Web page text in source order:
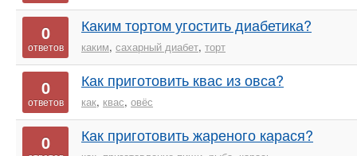
0
ответов
Каким тортом угостить диабетика?
каким, сахарный диабет, торт
0
ответов
Как приготовить квас из овса?
как, квас, овёс
0 Как приготовить жареного карася?